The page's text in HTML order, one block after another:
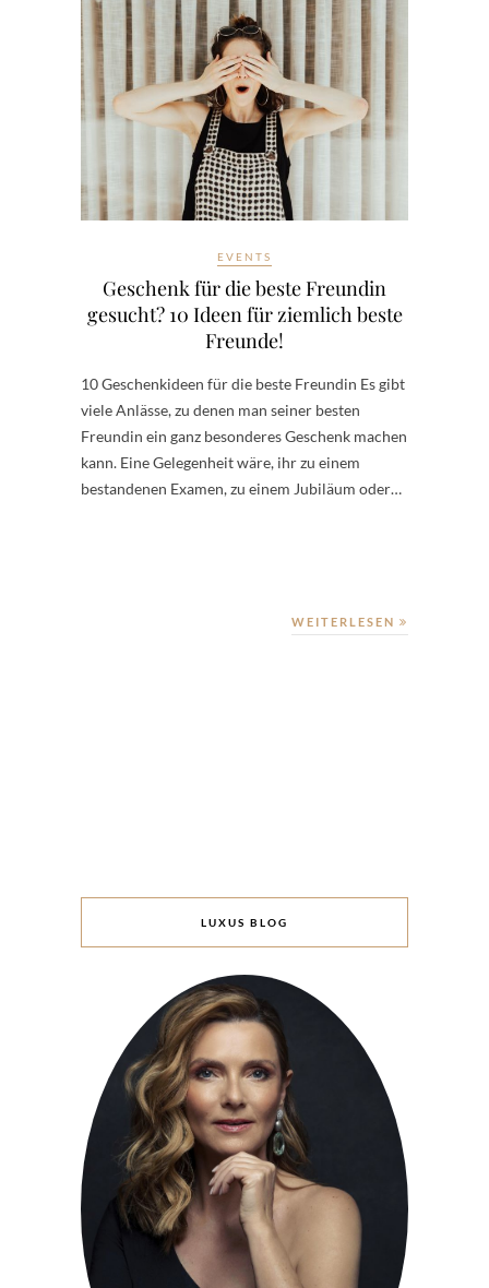
EVENTS
Geschenk für die beste Freundin
gesucht? 10 Ideen für ziemlich beste
Freunde!
10 Geschenkideen für die beste Freundin Es gibt
viele Anlässe, zu denen man seiner besten
Freundin ein ganz besonderes Geschenk machen
kann. Eine Gelegenheit wäre, ihr zu einem
bestandenen Examen, zu einem Jubiläum oder…
WEITERLESEN
LUXUS BLOG